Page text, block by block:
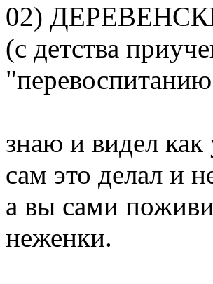
02)
(с детства
знаю и видел
сам это делал и
а вы сами
неженки.